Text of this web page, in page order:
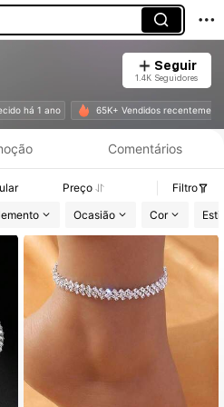
Seguir
1.4K Seguidores
há 1 ano 65K+ Vendidos recentemente
de Preço, Vendas e Detalhes de Stock.
Comentários
Preço
Filtro
Ocasião Cor